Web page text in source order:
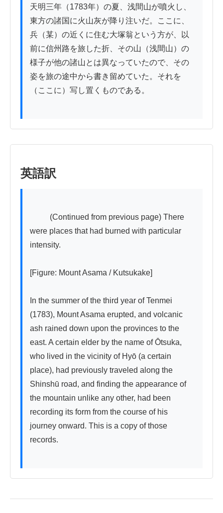
天明三年（1783年）の夏、浅間山が噴火し、
東方の諸国に火山灰が降り注いだ。ここに、
兵（某）の近くに住む大塚翁という方が、以
前に信州路を旅した折、その山（浅間山）の
様子が他の諸山とは異なっていたので、その
姿を旅の途中から書き留めていた。それを
（ここに）写し置くものである。
英語訳
were places that had burned with particular
intensity.
[Figure: Mount Asama / Kutsukake]
In the summer of the third year of Tenmei
(1783), Mount Asama erupted, and volcanic
ash rained down upon the provinces to the
east. A certain elder by the name of Ōtsuka,
who lived in the vicinity of Hyō (a certain
place), had previously traveled along the
Shinshū road, and finding the appearance of
the mountain unlike any other, had been
recording its form from the course of his
journey onward. This is a copy of those
records.